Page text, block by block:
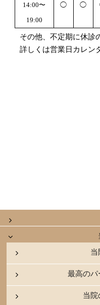
14:00〜
19:00
◯ ◯
その他、不定期に休診
詳しくは営業日カレン
当
最高のパ
当院